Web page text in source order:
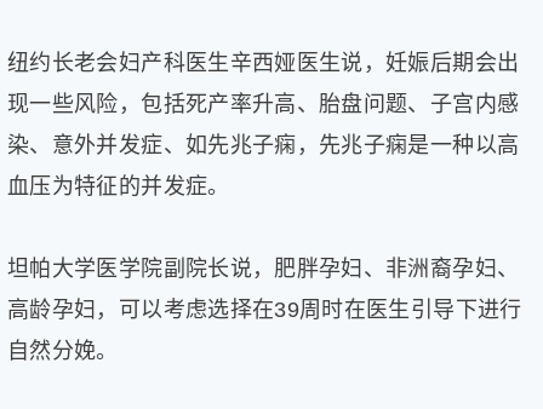
纽约长老会妇产科医生辛西娅医生说，妊娠后期会出
现一些风险，包括死产率升高、胎盘问题、子宫内感
染、意外并发症、如先兆子痫，先兆子痫是一种以高
血压为特征的并发症。
坦帕大学医学院副院长说，肥胖孕妇、非洲裔孕妇、
高龄孕妇，可以考虑选择在39周时在医生引导下进行
自然分娩。